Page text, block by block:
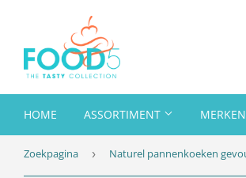
HOME ASSORTIMENT MERKEN
Zoekpagina ›